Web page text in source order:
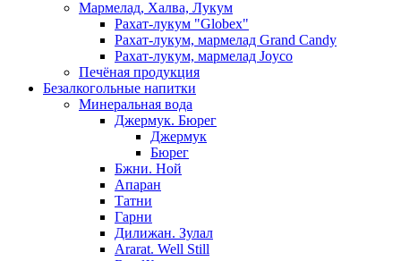
Мармелад, Халва, Лукум
Рахат-лукум "Globex"
Рахат-лукум, мармелад Grand Candy
Рахат-лукум, мармелад Joyco
Печёная продукция
Безалкогольные напитки
Минеральная вода
Джермук. Бюрег
Джермук
Бюрег
Бжни. Ной
Апаран
Татни
Гарни
Дилижан. Зулал
Ararat. Well Still